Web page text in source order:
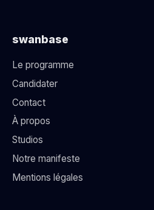
swanbase
Le programme
Candidater
Contact
À propos
Studios
Notre manifeste
Mentions légales